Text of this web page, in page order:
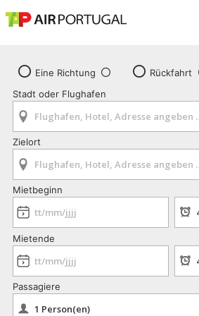
Eine Richtung
Rückfahrt
Stadt oder Flughafen
Zielort
Mietbeginn
Mietende
Passagiere